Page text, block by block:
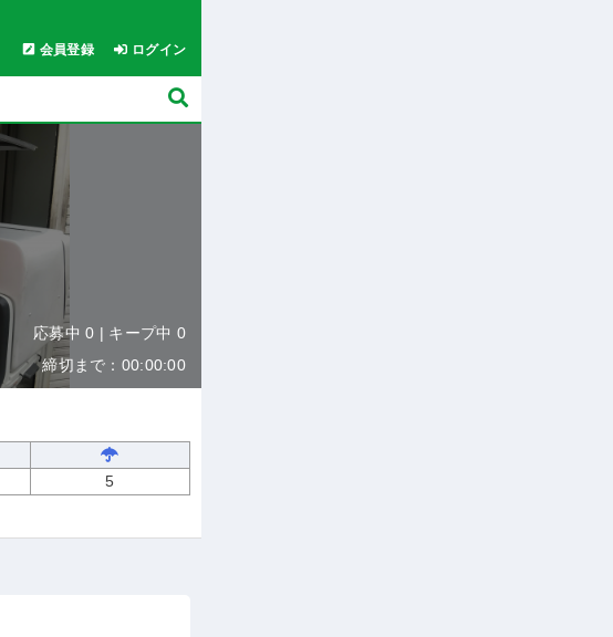
会員登録 ログイン
応募中 0 | キープ中 0
締切まで：00:00:00
5